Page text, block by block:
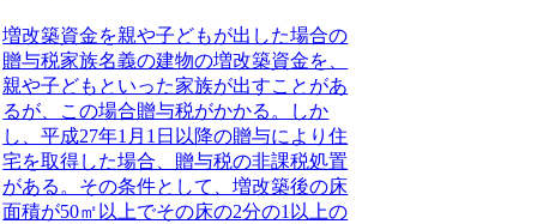
増改築資金を親や子どもが出した場合の
贈与税家族名義の建物の増改築資金を、
親や子どもといった家族が出すことがあ
るが、この場合贈与税がかかる。しか
し、平成27年1月1日以降の贈与により住
宅を取得した場合、贈与税の非課税処置
がある。その条件として、増改築後の床
面積が50㎡以上でその床の2分の1以上の